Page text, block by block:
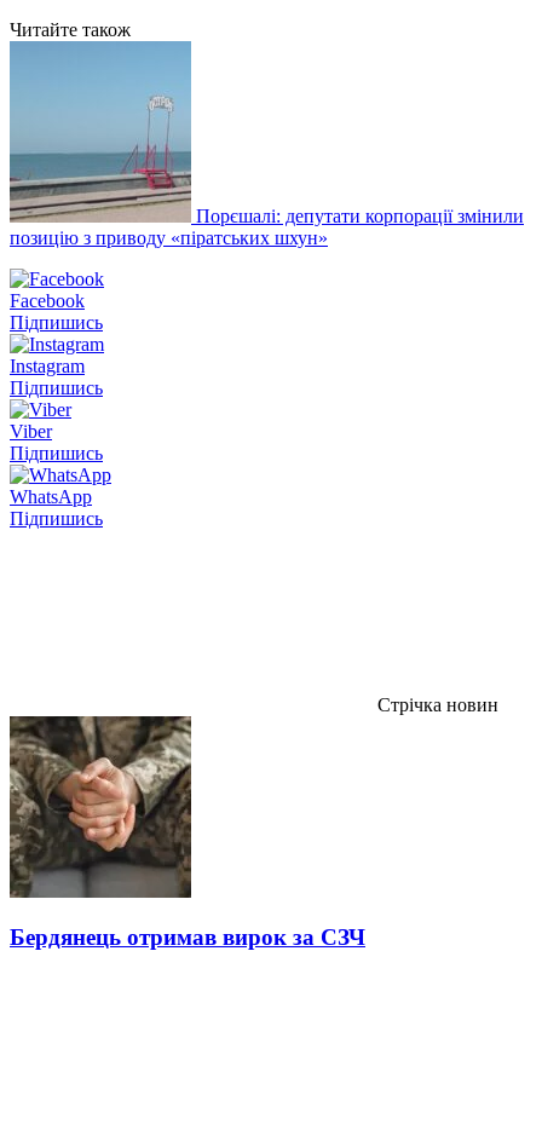
Читайте також
Порєшалі: депутати корпорації змінили
позицію з приводу «піратських шхун»
Facebook
Підпишись
Instagram
Підпишись
Viber
Підпишись
WhatsApp
Підпишись
Стрічка новин
Бердянець отримав вирок за СЗЧ